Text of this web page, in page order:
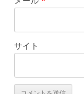
サイト